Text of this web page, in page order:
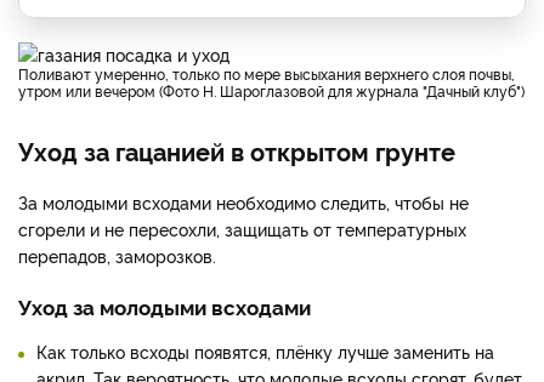
Поливают умеренно, только по мере высыхания верхнего слоя почвы,
утром или вечером (Фото Н. Шароглазовой для журнала "Дачный клуб")
Уход за гацанией в открытом грунте
За молодыми всходами необходимо следить, чтобы не
сгорели и не пересохли, защищать от температурных
перепадов, заморозков.
Уход за молодыми всходами
Как только всходы появятся, плёнку лучше заменить на